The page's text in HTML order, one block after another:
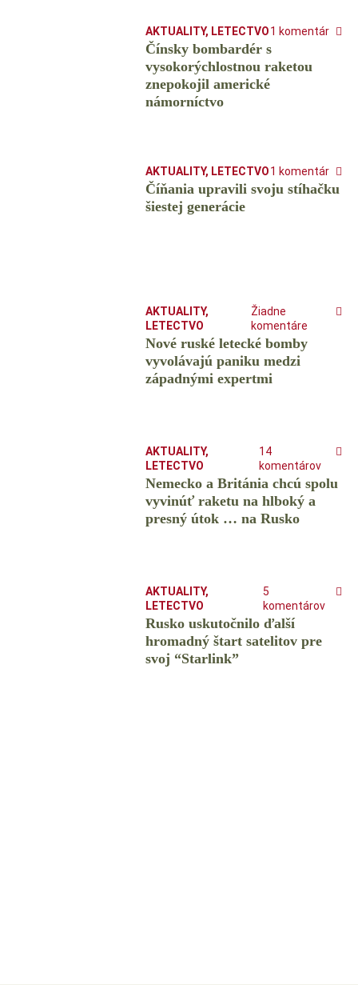
AKTUALITY, LETECTVO1 komentár
Čínsky bombardér s
vysokorýchlostnou raketou
znepokojil americké
námorníctvo
AKTUALITY, LETECTVO1 komentár
Číňania upravili svoju stíhačku
šiestej generácie
AKTUALITY,
LETECTVO
Žiadne
komentáre
Nové ruské letecké bomby
vyvolávajú paniku medzi
západnými expertmi
AKTUALITY,
LETECTVO
14
komentárov
Nemecko a Británia chcú spolu
vyvinúť raketu na hlboký a
presný útok … na Rusko
AKTUALITY,
LETECTVO
5
komentárov
Rusko uskutočnilo ďalší
hromadný štart satelitov pre
svoj “Starlink”